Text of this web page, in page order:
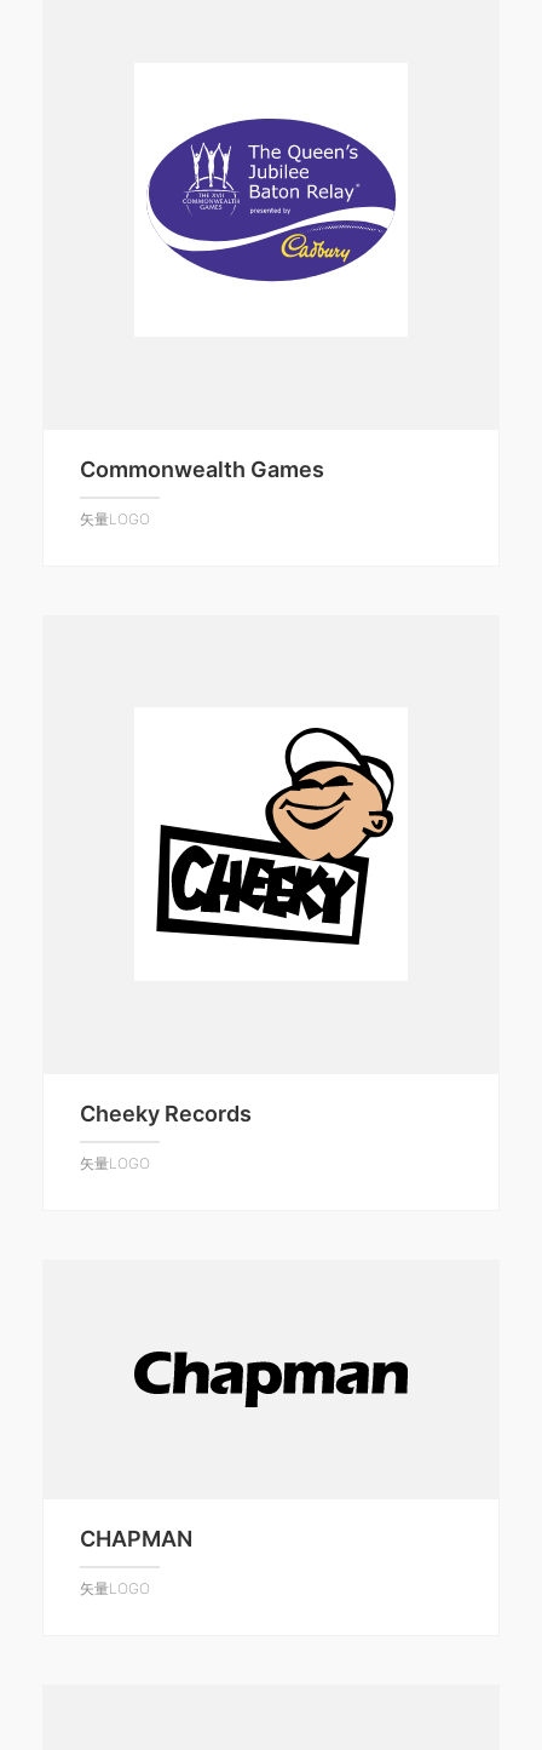
Commonwealth Games
矢量LOGO
Cheeky Records
矢量LOGO
CHAPMAN
矢量LOGO